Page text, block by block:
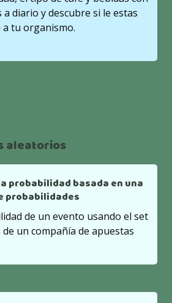
diario y descubre si le estas
tu organismo.
aleatorios
probabilidad basada en una
probabilidades
de un evento usando el set
un compañía de apuestas